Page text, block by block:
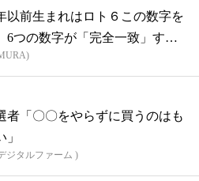
以前生まれはロト６この数字を
6つの数字が「完全一致」する
者「〇〇をやらずに買うのはも
ジタルファーム )